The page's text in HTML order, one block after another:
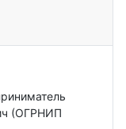
(ОГРНИП